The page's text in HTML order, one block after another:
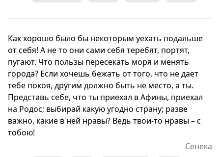
Как хорошо было бы некоторым уехать подальше
от себя! А не то они сами себя теребят, портят,
пугают. Что пользы пересекать моря и менять
города? Если хочешь бежать от того, что не дает
тебе покоя, другим должно быть не место, а ты.
Представь себе, что ты приехал в Афины, приехал
на Родос; выбирай какую угодно страну; разве
важно, какие в ней нравы? Ведь твои-то нравы – с
тобою!
Сенека